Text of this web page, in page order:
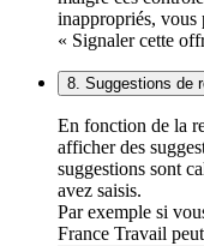
inappropriés, vous
« Signaler cette
8. Suggestions de
En fonction de la
afficher des
suggestions sont
avez saisis.
Par exemple si
France Travail